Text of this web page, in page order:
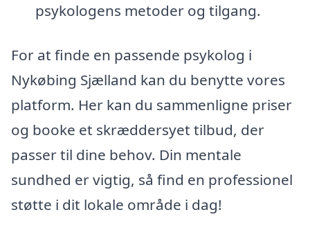
psykologens metoder og tilgang.
For at finde en passende psykolog i
Nykøbing Sjælland kan du benytte vores
platform. Her kan du sammenligne priser
og booke et skræddersyet tilbud, der
passer til dine behov. Din mentale
sundhed er vigtig, så find en professionel
støtte i dit lokale område i dag!